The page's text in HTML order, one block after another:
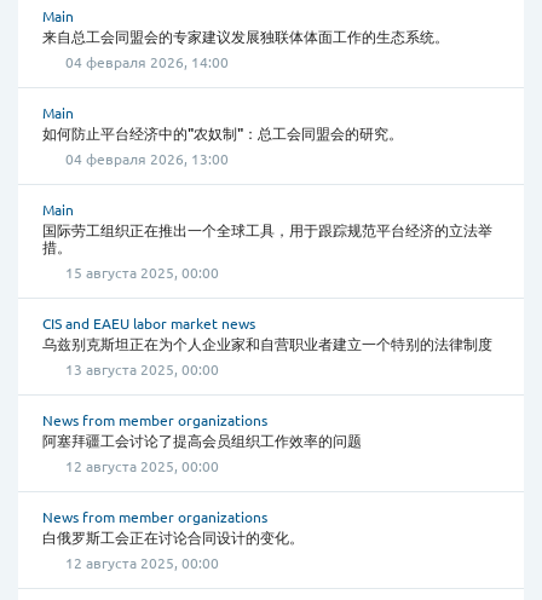
Main
来自总工会同盟会的专家建议发展独联体体面工作的生态系统。
04 февраля 2026, 14:00
Main
如何防止平台经济中的"农奴制"：总工会同盟会的研究。
04 февраля 2026, 13:00
Main
国际劳工组织正在推出一个全球工具，用于跟踪规范平台经济的立法举
措。
15 августа 2025, 00:00
CIS and EAEU labor market news
乌兹别克斯坦正在为个人企业家和自营职业者建立一个特别的法律制度
13 августа 2025, 00:00
News from member organizations
阿塞拜疆工会讨论了提高会员组织工作效率的问题
12 августа 2025, 00:00
News from member organizations
白俄罗斯工会正在讨论合同设计的变化。
12 августа 2025, 00:00